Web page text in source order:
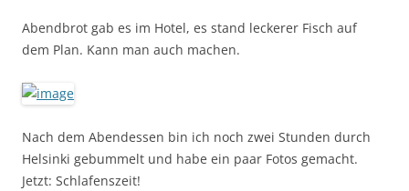
Abendbrot gab es im Hotel, es stand leckerer Fisch auf
dem Plan. Kann man auch machen.
Nach dem Abendessen bin ich noch zwei Stunden durch
Helsinki gebummelt und habe ein paar Fotos gemacht.
Jetzt: Schlafenszeit!